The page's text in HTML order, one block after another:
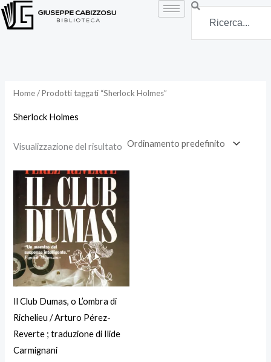
Vai
al
Search
Home/ Prodotti taggati “Sherlock Holmes”
Sherlock Holmes
Visualizzazione del risultato
Il Club Dumas, o L’ombra di
Richelieu / Arturo Pérez-
Reverte ; traduzione di Ilide
Carmignani